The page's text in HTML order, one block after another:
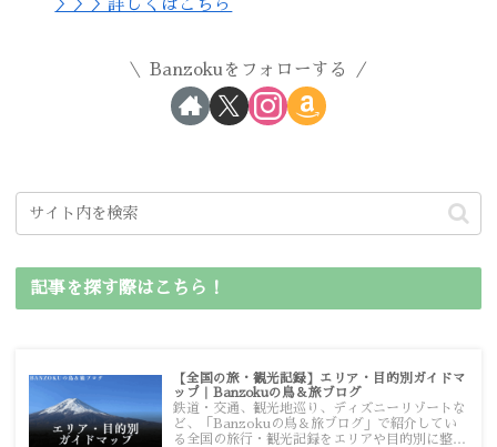
＞＞＞詳しくはこちら
Banzokuをフォローする
記事を探す際はこちら！
【全国の旅・観光記録】エリア・目的別ガイドマ
ップ｜Banzokuの鳥＆旅ブログ
鉄道・交通、観光地巡り、ディズニーリゾートな
ど、「Banzokuの鳥＆旅ブログ」で紹介してい
る全国の旅行・観光記録をエリアや目的別に整理